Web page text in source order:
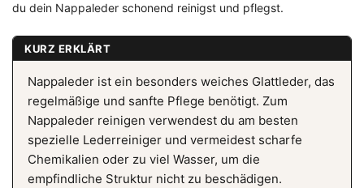
du dein Nappaleder schonend reinigst und pflegst.
KURZ ERKLÄRT
Nappaleder ist ein besonders weiches Glattleder, das
regelmäßige und sanfte Pflege benötigt. Zum
Nappaleder reinigen verwendest du am besten
spezielle Lederreiniger und vermeidest scharfe
Chemikalien oder zu viel Wasser, um die
empfindliche Struktur nicht zu beschädigen.